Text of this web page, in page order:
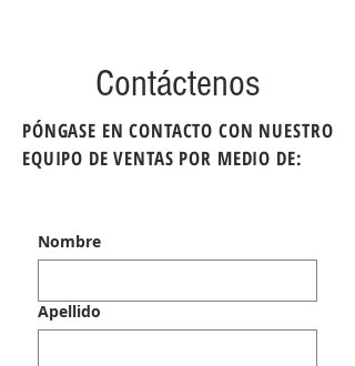
Contáctenos
PÓNGASE EN CONTACTO CON NUESTRO
EQUIPO DE VENTAS POR MEDIO DE:
Nombre
Apellido